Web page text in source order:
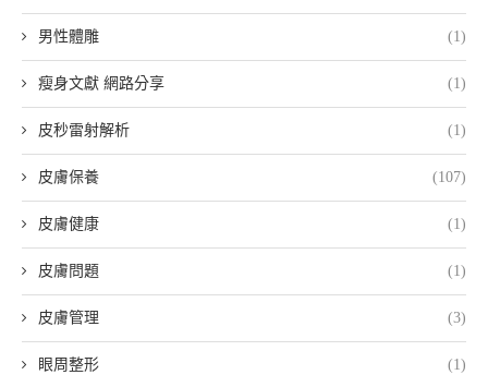
男性體雕 (1)
瘦身文獻 網路分享 (1)
皮秒雷射解析 (1)
皮膚保養 (107)
皮膚健康 (1)
皮膚問題 (1)
皮膚管理 (3)
眼周整形 (1)